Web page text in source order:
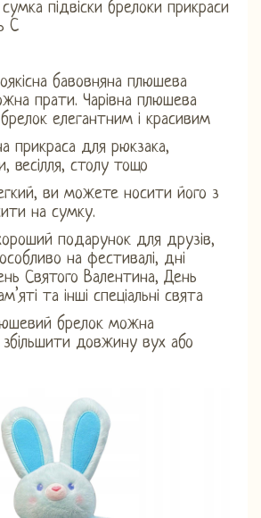
сумка підвіски брелоки прикраси
C
бавовняна плюшева
прати. Чарівна плюшева
елегантним і красивим
прикраса для рюкзака,
весілля, столу тощо
ви можете носити його з
на сумку.
подарунок для друзів,
на фестивалі, дні
Святого Валентина, День
та інші спеціальні свята
брелок можна
довжину вух або